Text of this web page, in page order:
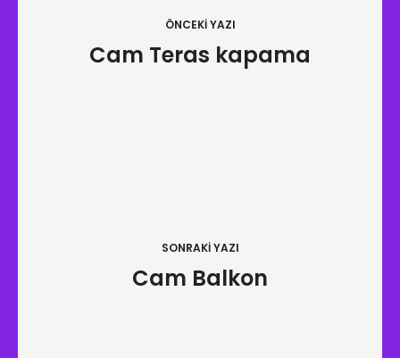
ÖNCEKI YAZI
Cam Teras kapama
SONRAKI YAZI
Cam Balkon